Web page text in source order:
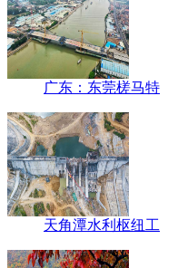
广东：东莞槎马特
天角潭水利枢纽工